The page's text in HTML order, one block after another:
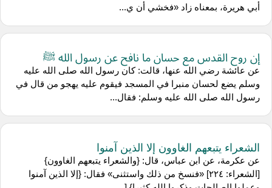
أبي هريرة، بمعناه زاد «فخشي أن ي...
إن روح القدس مع حسان ما نافح عن رسول الله ﷺ
عن عائشة رضي الله عنها، قالت: كان رسول الله صلى الله عليه
وسلم يضع لحسان منبرا في المسجد فيقوم عليه يهجو من قال في
رسول الله صلى الله عليه وسلم: فقال...
الشعراء يتبعهم الغاوون إلا الذين آمنوا
عن عكرمة، عن ابن عباس، قال: {والشعراء يتبعهم الغاوون}
[الشعراء: ٢٢٤] «فنسخ من ذلك واستثنى» فقال: {إلا الذين آمنوا